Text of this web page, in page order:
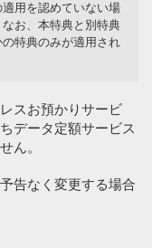
用を認めていない場
お、本特典と別特典
特典のみが適用され
スお預かりサービ
データ定額サービス
ん。
告なく変更する場合